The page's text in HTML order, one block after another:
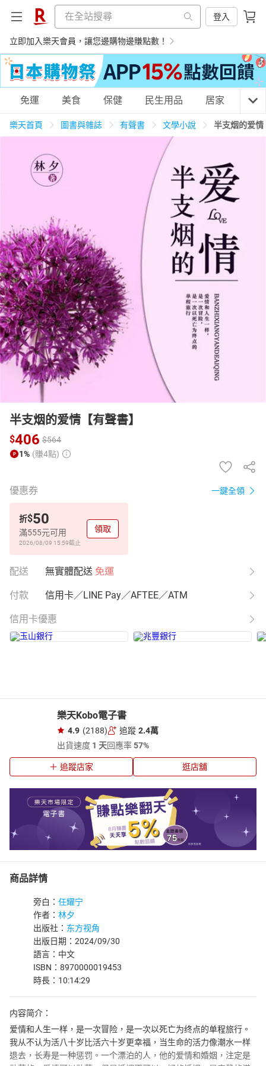
登入
立即加入樂天會員，讓您邊購物邊賺點數！
購物網分類
天天免運 養生保健
運動休閒 親子玩具
女裝 男裝 化妝保養 情趣用品
日本購物 電子/紙本書
HOT
免運 美食 保健 民生用品 居家 3C
樂天首頁 圖書與雜誌 有聲書 文學小說 半支烟的爱情
半支烟的爱情【有聲書】
$406 $564
1% (賺4點)
優惠券 一鍵全領
折$50
滿555元可用
2026/08/09 15:59截止
領取
配送 無實體配送 免運
付款 信用卡／LINE Pay／AFTEE／ATM
信用卡優惠
樂天Kobo電子書
4.9 (2188) 追蹤 2.4萬
出貨速度 1 天回應率57%
追蹤店家 逛店舖
商品詳情
旁白： 任耀宁
作者： 林夕
出版社： 东方视角
出版日期：2024/09/30
語言：中文
ISBN：8970000019453
時長：10:14:29
内容简介：
爱情和人生一样，是一次冒险，是一次以死亡为终点的单程旅行。
我从不认为活八十岁比活六十岁更幸福，当生命的活力像潮水一样
退去，长寿是一种惩罚。一个漂泊的人，他的爱情和婚姻，注定是